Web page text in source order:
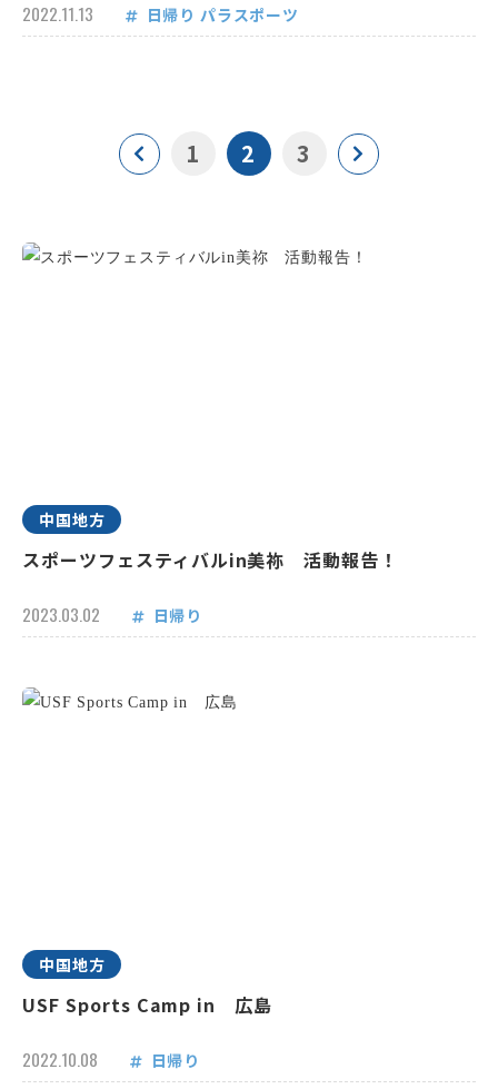
2022.11.13 日帰り パラスポーツ
1 2 3
中国地方
スポーツフェスティバルin美祢 活動報告！
2023.03.02 日帰り
中国地方
USF Sports Camp in 広島
2022.10.08 日帰り